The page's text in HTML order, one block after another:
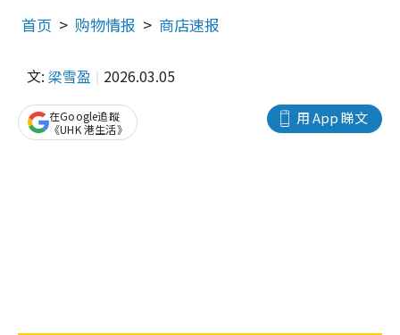
首页 购物情报 商店速报
文: 梁雪盈 2026.03.05
用 App 睇文
在Google追蹤
《UHK 港生活》